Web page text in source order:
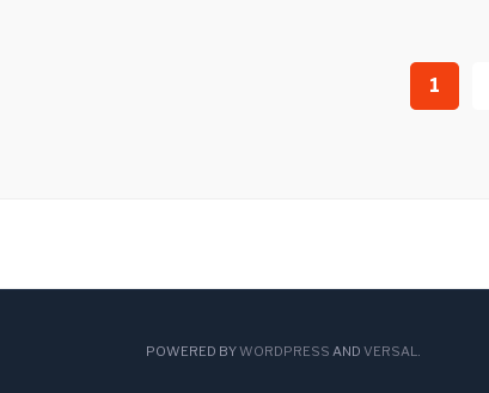
ゲ
ー
1
POWERED BYWORDPRESS AND VERSAL.